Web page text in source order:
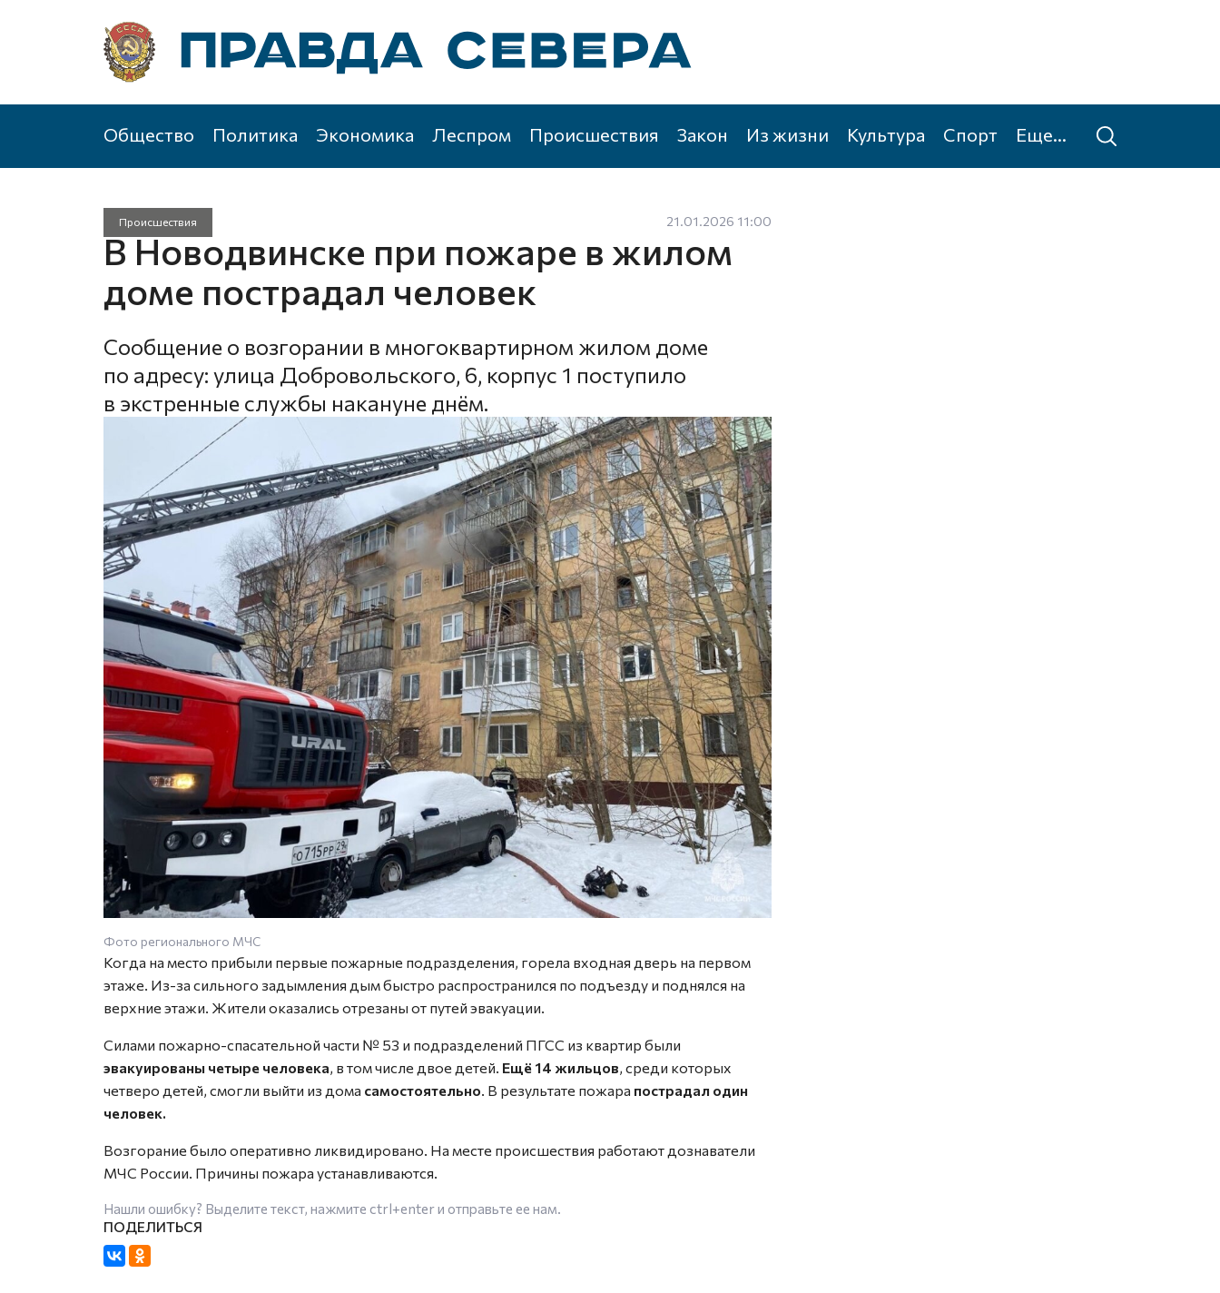
Общество Политика Экономика Леспром Происшествия Закон Из жизни Культура Спорт Еще...
Происшествия 21.01.2026 11:00
В Новодвинске при пожаре в жилом
доме пострадал человек
Сообщение о возгорании в многоквартирном жилом доме
по адресу: улица Добровольского, 6, корпус 1 поступило
в экстренные службы накануне днём.
Фото регионального МЧС
Когда на место прибыли первые пожарные подразделения, горела входная дверь на первом
этаже. Из-за сильного задымления дым быстро распространился по подъезду и поднялся на
верхние этажи. Жители оказались отрезаны от путей эвакуации.
Силами пожарно-спасательной части № 53 и подразделений ПГСС из квартир были
эвакуированы четыре человека, в том числе двое детей. Ещё 14 жильцов, среди которых
четверо детей, смогли выйти из дома самостоятельно. В результате пожара пострадал один
человек.
Возгорание было оперативно ликвидировано. На месте происшествия работают дознаватели
МЧС России. Причины пожара устанавливаются.
Нашли ошибку? Выделите текст, нажмите ctrl+enterи отправьте ее нам.